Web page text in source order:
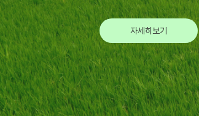
자세히보기